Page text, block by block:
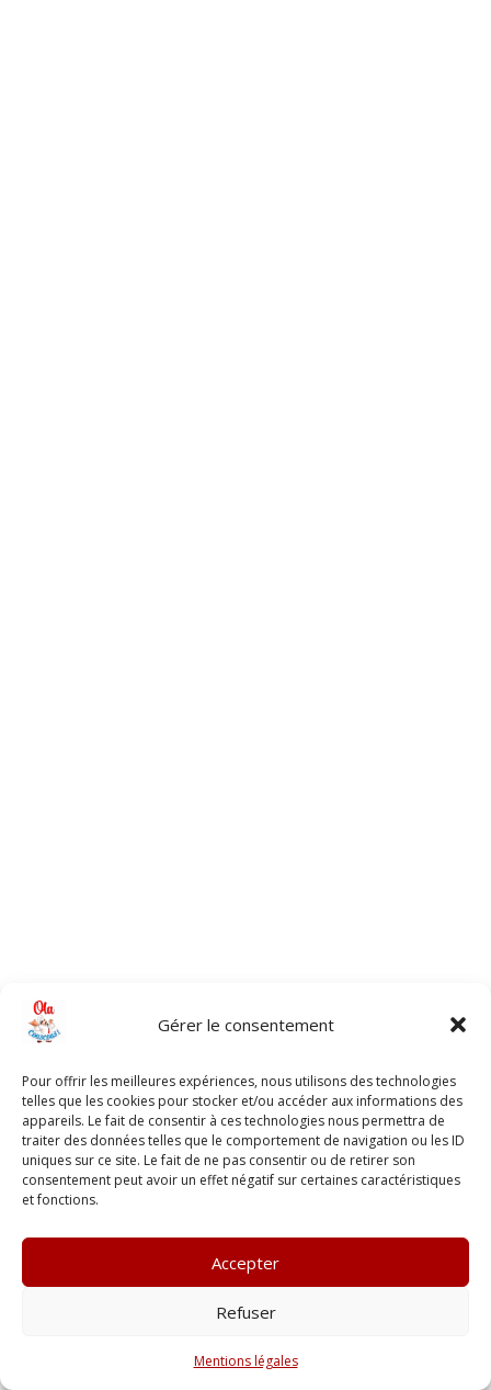
Gérer le consentement
Pour offrir les meilleures expériences, nous utilisons des technologies
telles que les cookies pour stocker et/ou accéder aux informations des
appareils. Le fait de consentir à ces technologies nous permettra de
traiter des données telles que le comportement de navigation ou les ID
uniques sur ce site. Le fait de ne pas consentir ou de retirer son
consentement peut avoir un effet négatif sur certaines caractéristiques
et fonctions.
Accepter
Refuser
Mentions légales